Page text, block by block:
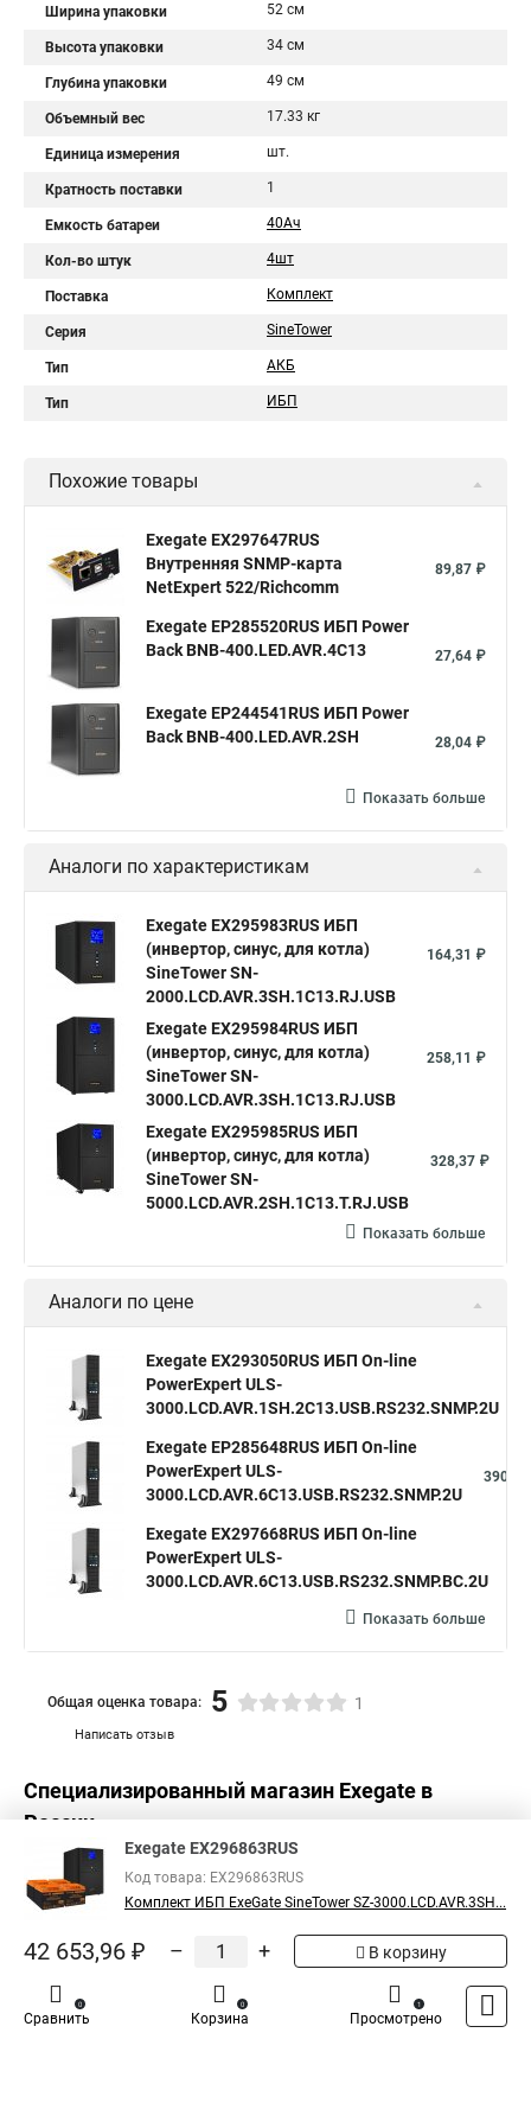
Ширина упаковки 52 см
Высота упаковки 34 см
Глубина упаковки 49 см
Объемный вес 17.33 кг
Единица измерения шт.
Кратность поставки 1
Емкость батареи 40Aч
Кол-во штук 4шт
Поставка Комплект
Серия SineTower
Тип АКБ
Тип ИБП
Похожие товары
Exegate EX297647RUS
Внутренняя SNMP-карта
NetExpert 522/Richcomm
89,87 ₽
Exegate EP285520RUS ИБП Power
Back BNB-400.LED.AVR.4C13
27,64 ₽
Exegate EP244541RUS ИБП Power
Back BNB-400.LED.AVR.2SH
28,04 ₽
Показать больше
Аналоги по характеристикам
Exegate EX295983RUS ИБП
(инвертор, синус, для котла)
SineTower SN-
2000.LCD.AVR.3SH.1C13.RJ.USB
164,31 ₽
Exegate EX295984RUS ИБП
(инвертор, синус, для котла)
SineTower SN-
3000.LCD.AVR.3SH.1C13.RJ.USB
258,11 ₽
Exegate EX295985RUS ИБП
(инвертор, синус, для котла)
SineTower SN-
5000.LCD.AVR.2SH.1C13.T.RJ.USB
328,37 ₽
Показать больше
Аналоги по цене
Exegate EX293050RUS ИБП On-line
PowerExpert ULS-
3000.LCD.AVR.1SH.2C13.USB.RS232.SNMP.2U
Exegate EP285648RUS ИБП On-line
PowerExpert ULS-
3000.LCD.AVR.6C13.USB.RS232.SNMP.2U
Exegate EX297668RUS ИБП On-line
PowerExpert ULS-
3000.LCD.AVR.6C13.USB.RS232.SNMP.BC.2U
Показать больше
Написать отзыв
Общая оценка товара: 5 1
Специализированный магазин Exegate в
России
Exegate EX296863RUS
Код товара: EX296863RUS
Комплект ИБП ExeGate SineTower SZ-3000.LCD.AVR.3SH...
42 653,96 ₽ – + В корзину
Сравнить
0
Корзина
0
Просмотрено
1